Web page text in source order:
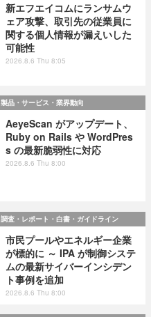
新エフエイコムにランサムウ
ェア攻撃、取引先の従業員に
関する個人情報が漏えいした
可能性
2026.8.6 Thu 8:05
製品・サービス・業界動向
AeyeScan がアップデート、
Ruby on Rails や WordPres
s の最新脆弱性に対応
2026.8.6 Thu 8:00
調査・レポート・白書・ガイドライン
市民プールやエネルギー企業
が標的に ～ IPA が制御システ
ムの最新サイバーインシデン
ト事例を追加
2026.8.6 Thu 8:00